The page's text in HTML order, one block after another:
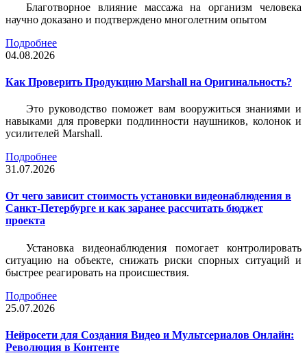
Благотворное влияние массажа на организм человека
научно доказано и подтверждено многолетним опытом
Подробнее
04.08.2026
Как Проверить Продукцию Marshall на Оригинальность?
Это руководство поможет вам вооружиться знаниями и
навыками для проверки подлинности наушников, колонок и
усилителей Marshall.
Подробнее
31.07.2026
От чего зависит стоимость установки видеонаблюдения в
Санкт-Петербурге и как заранее рассчитать бюджет
проекта
Установка видеонаблюдения помогает контролировать
ситуацию на объекте, снижать риски спорных ситуаций и
быстрее реагировать на происшествия.
Подробнее
25.07.2026
Нейросети для Создания Видео и Мультсериалов Онлайн:
Революция в Контенте